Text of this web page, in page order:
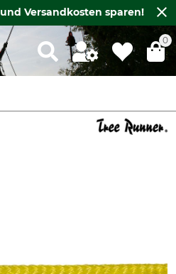
und Versandkosten sparen!
0